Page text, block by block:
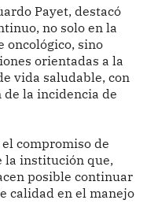
Payet, destacó
no solo en la
oncológico, sino
orientadas a la
vida saludable, con
la incidencia de
compromiso de
la institución que,
posible continuar
calidad en el manejo